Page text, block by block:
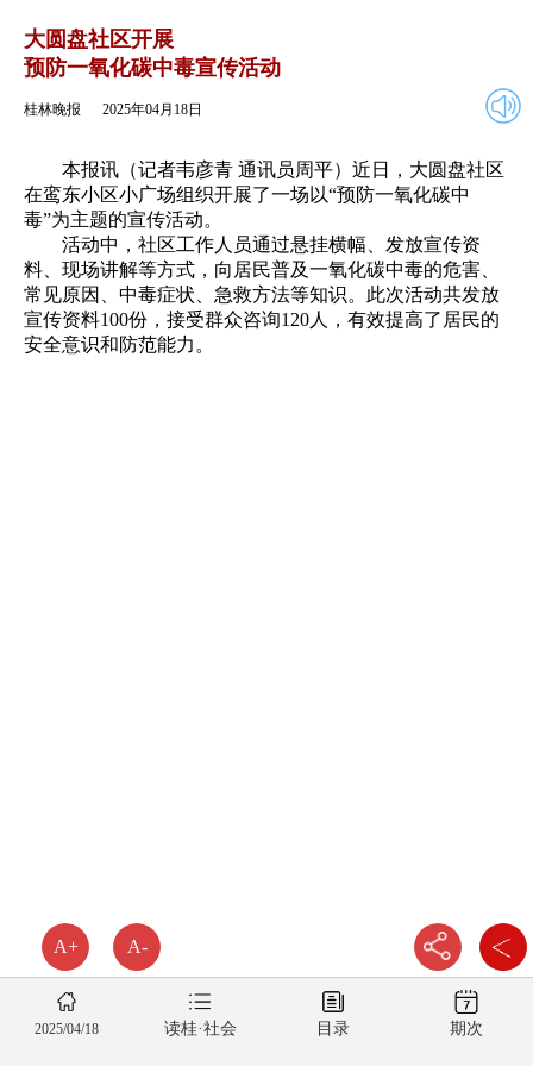
A+ A-
大圆盘社区开展
预防一氧化碳中毒宣传活动
桂林晚报 2025年04月18日
本报讯（记者韦彦青 通讯员周平）近日，大圆盘社区
在鸾东小区小广场组织开展了一场以“预防一氧化碳中
毒”为主题的宣传活动。
活动中，社区工作人员通过悬挂横幅、发放宣传资
料、现场讲解等方式，向居民普及一氧化碳中毒的危害、
常见原因、中毒症状、急救方法等知识。此次活动共发放
宣传资料100份，接受群众咨询120人，有效提高了居民的
安全意识和防范能力。
2025/04/18 读桂·社会 目录 期次